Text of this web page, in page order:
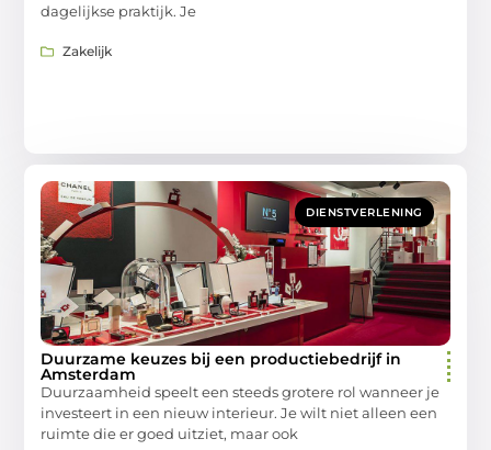
dagelijkse praktijk. Je
Zakelijk
DIENSTVERLENING
Duurzame keuzes bij een productiebedrijf in
Amsterdam
Duurzaamheid speelt een steeds grotere rol wanneer je
investeert in een nieuw interieur. Je wilt niet alleen een
ruimte die er goed uitziet, maar ook